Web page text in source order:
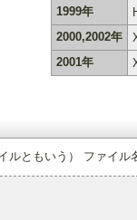
1999年
2000,2002年
2001年
ともいう） ファイ